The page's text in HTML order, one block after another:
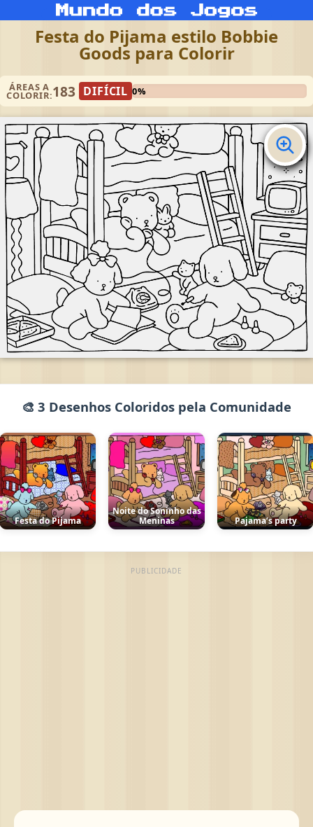
Festa do Pijama estilo Bobbie
Goods para Colorir
ÁREAS A
COLORIR:183 DIFÍCIL 0%
🎨 3 Desenhos Coloridos pela Comunidade
Festa do Pijama
Noite do Soninho das
Meninas
Pajama’s party
PUBLICIDADE